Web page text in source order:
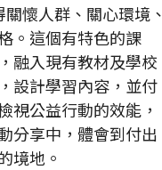
懷人群、關心環境、
。這個有特色的課
融入現有教材及學校
設計學習內容，並付
視公益行動的效能，
分享中，體會到付出
境地。